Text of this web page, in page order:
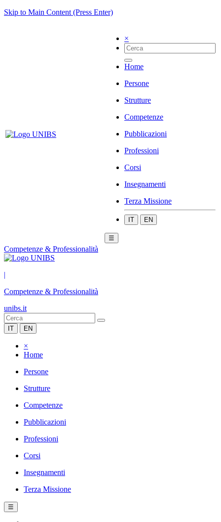
Skip to Main Content (Press Enter)
×
Home
Persone
Strutture
Competenze
Pubblicazioni
Professioni
Corsi
Insegnamenti
Terza Missione
IT EN
☰
Competenze & Professionalità
|
Competenze & Professionalità
unibs.it
IT EN
×
Home
Persone
Strutture
Competenze
Pubblicazioni
Professioni
Corsi
Insegnamenti
Terza Missione
☰